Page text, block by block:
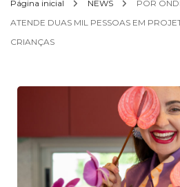
Página inicial NEWS
POR
ATENDE DUAS MIL PESSOAS EM
CRIANÇAS